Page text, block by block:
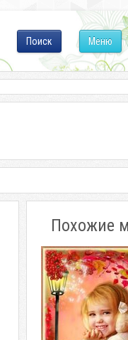
Меню
Поиск
Похожие